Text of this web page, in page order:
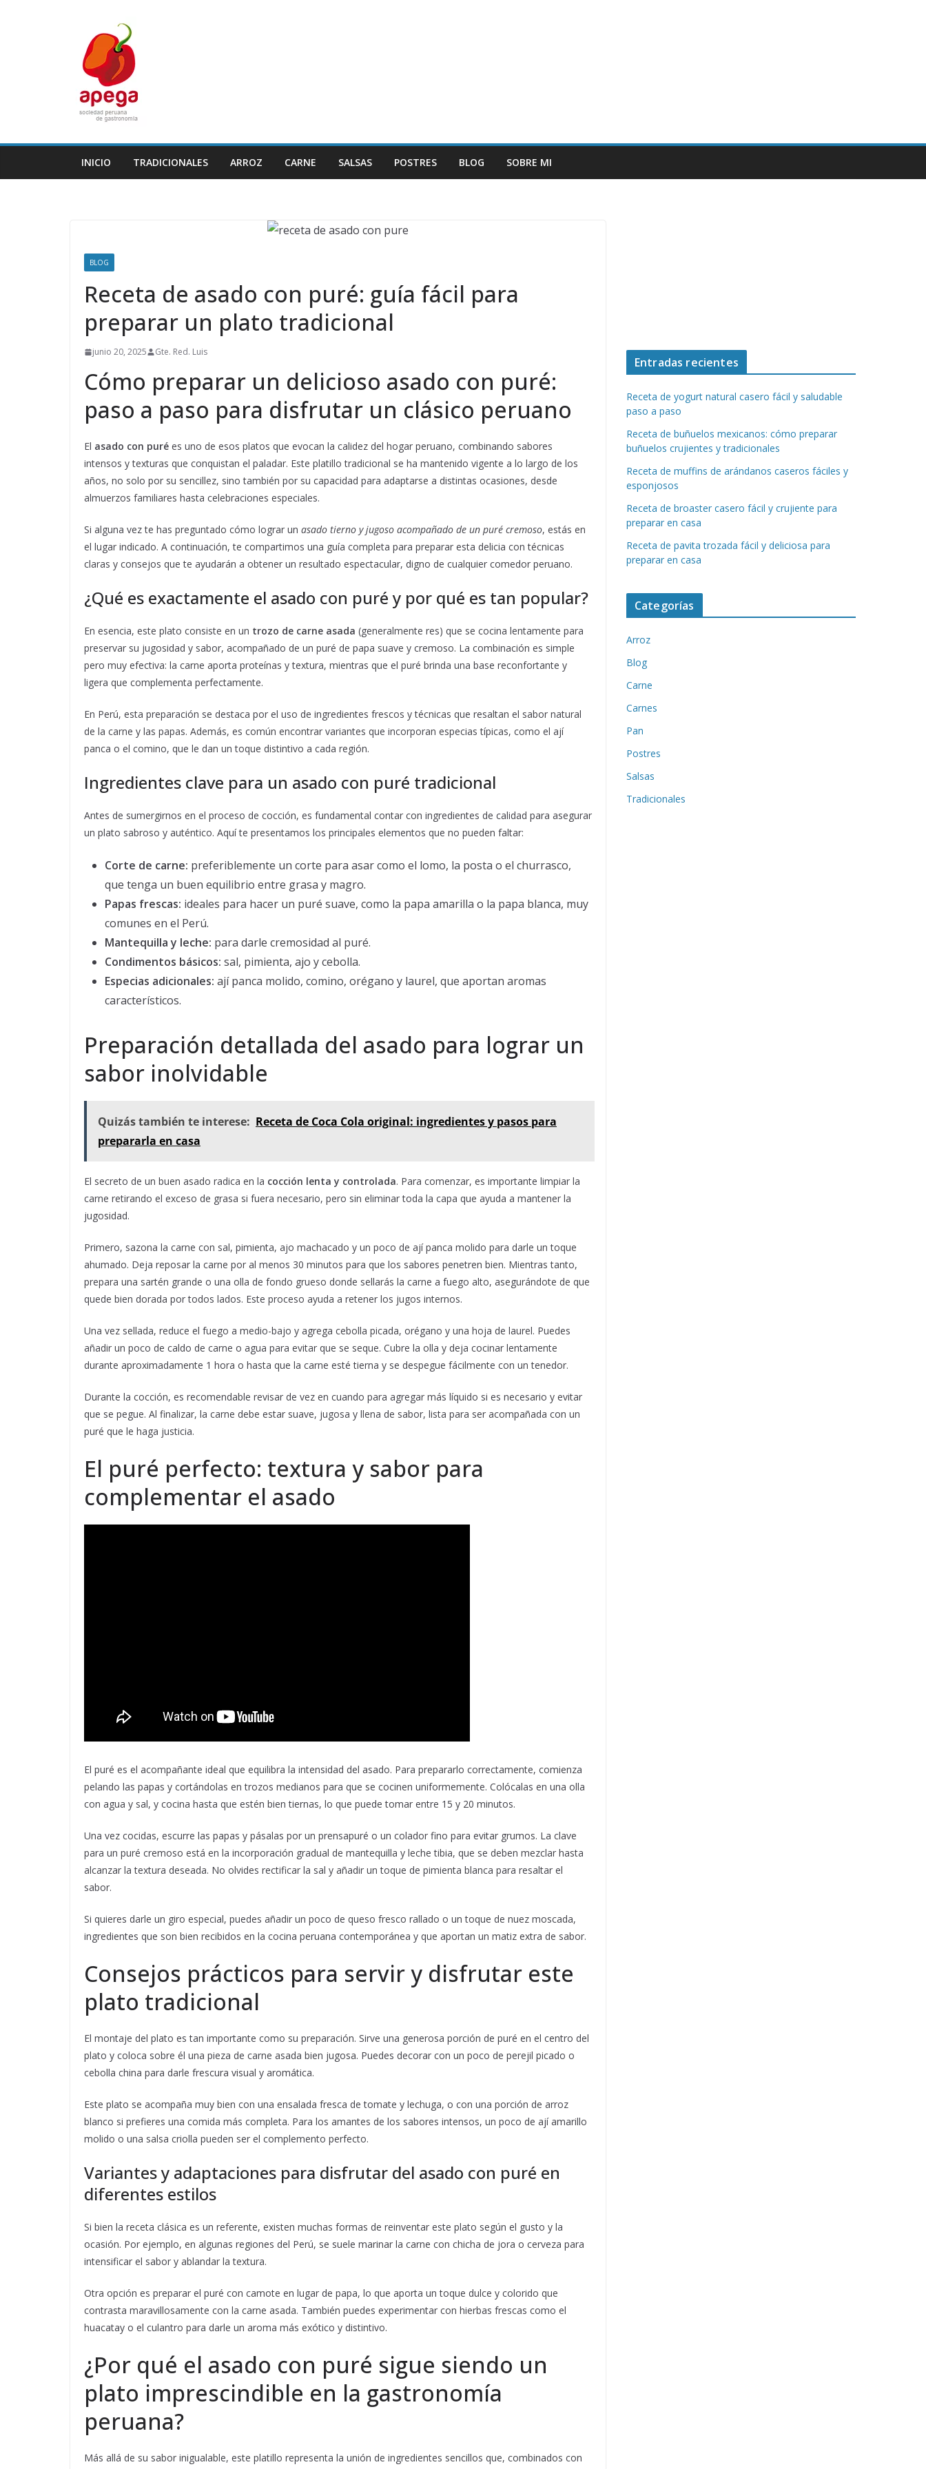
INICIO TRADICIONALES ARROZ CARNE SALSAS POSTRES BLOG SOBRE MI
BLOG
Receta de asado con puré: guía fácil para
preparar un plato tradicional
junio 20, 2025 Gte. Red. Luis
Cómo preparar un delicioso asado con puré:
paso a paso para disfrutar un clásico peruano
El asado con puré es uno de esos platos que evocan la calidez del hogar peruano, combinando sabores
intensos y texturas que conquistan el paladar. Este platillo tradicional se ha mantenido vigente a lo largo de los
años, no solo por su sencillez, sino también por su capacidad para adaptarse a distintas ocasiones, desde
almuerzos familiares hasta celebraciones especiales.
Si alguna vez te has preguntado cómo lograr un asado tierno y jugoso acompañado de un puré cremoso, estás en
el lugar indicado. A continuación, te compartimos una guía completa para preparar esta delicia con técnicas
claras y consejos que te ayudarán a obtener un resultado espectacular, digno de cualquier comedor peruano.
¿Qué es exactamente el asado con puré y por qué es tan popular?
En esencia, este plato consiste en un trozo de carne asada (generalmente res) que se cocina lentamente para
preservar su jugosidad y sabor, acompañado de un puré de papa suave y cremoso. La combinación es simple
pero muy efectiva: la carne aporta proteínas y textura, mientras que el puré brinda una base reconfortante y
ligera que complementa perfectamente.
En Perú, esta preparación se destaca por el uso de ingredientes frescos y técnicas que resaltan el sabor natural
de la carne y las papas. Además, es común encontrar variantes que incorporan especias típicas, como el ají
panca o el comino, que le dan un toque distintivo a cada región.
Ingredientes clave para un asado con puré tradicional
Antes de sumergirnos en el proceso de cocción, es fundamental contar con ingredientes de calidad para asegurar
un plato sabroso y auténtico. Aquí te presentamos los principales elementos que no pueden faltar:
Corte de carne: preferiblemente un corte para asar como el lomo, la posta o el churrasco,
que tenga un buen equilibrio entre grasa y magro.
Papas frescas: ideales para hacer un puré suave, como la papa amarilla o la papa blanca, muy
comunes en el Perú.
Mantequilla y leche: para darle cremosidad al puré.
Condimentos básicos: sal, pimienta, ajo y cebolla.
Especias adicionales: ají panca molido, comino, orégano y laurel, que aportan aromas
característicos.
Preparación detallada del asado para lograr un
sabor inolvidable
Quizás también te interese: Receta de Coca Cola original: ingredientes y pasos para
prepararla en casa
El secreto de un buen asado radica en la cocción lenta y controlada. Para comenzar, es importante limpiar la
carne retirando el exceso de grasa si fuera necesario, pero sin eliminar toda la capa que ayuda a mantener la
jugosidad.
Primero, sazona la carne con sal, pimienta, ajo machacado y un poco de ají panca molido para darle un toque
ahumado. Deja reposar la carne por al menos 30 minutos para que los sabores penetren bien. Mientras tanto,
prepara una sartén grande o una olla de fondo grueso donde sellarás la carne a fuego alto, asegurándote de que
quede bien dorada por todos lados. Este proceso ayuda a retener los jugos internos.
Una vez sellada, reduce el fuego a medio-bajo y agrega cebolla picada, orégano y una hoja de laurel. Puedes
añadir un poco de caldo de carne o agua para evitar que se seque. Cubre la olla y deja cocinar lentamente
durante aproximadamente 1 hora o hasta que la carne esté tierna y se despegue fácilmente con un tenedor.
Durante la cocción, es recomendable revisar de vez en cuando para agregar más líquido si es necesario y evitar
que se pegue. Al finalizar, la carne debe estar suave, jugosa y llena de sabor, lista para ser acompañada con un
puré que le haga justicia.
El puré perfecto: textura y sabor para
complementar el asado
El puré es el acompañante ideal que equilibra la intensidad del asado. Para prepararlo correctamente, comienza
pelando las papas y cortándolas en trozos medianos para que se cocinen uniformemente. Colócalas en una olla
con agua y sal, y cocina hasta que estén bien tiernas, lo que puede tomar entre 15 y 20 minutos.
Una vez cocidas, escurre las papas y pásalas por un prensapuré o un colador fino para evitar grumos. La clave
para un puré cremoso está en la incorporación gradual de mantequilla y leche tibia, que se deben mezclar hasta
alcanzar la textura deseada. No olvides rectificar la sal y añadir un toque de pimienta blanca para resaltar el
sabor.
Si quieres darle un giro especial, puedes añadir un poco de queso fresco rallado o un toque de nuez moscada,
ingredientes que son bien recibidos en la cocina peruana contemporánea y que aportan un matiz extra de sabor.
Consejos prácticos para servir y disfrutar este
plato tradicional
El montaje del plato es tan importante como su preparación. Sirve una generosa porción de puré en el centro del
plato y coloca sobre él una pieza de carne asada bien jugosa. Puedes decorar con un poco de perejil picado o
cebolla china para darle frescura visual y aromática.
Este plato se acompaña muy bien con una ensalada fresca de tomate y lechuga, o con una porción de arroz
blanco si prefieres una comida más completa. Para los amantes de los sabores intensos, un poco de ají amarillo
molido o una salsa criolla pueden ser el complemento perfecto.
Variantes y adaptaciones para disfrutar del asado con puré en
diferentes estilos
Si bien la receta clásica es un referente, existen muchas formas de reinventar este plato según el gusto y la
ocasión. Por ejemplo, en algunas regiones del Perú, se suele marinar la carne con chicha de jora o cerveza para
intensificar el sabor y ablandar la textura.
Otra opción es preparar el puré con camote en lugar de papa, lo que aporta un toque dulce y colorido que
contrasta maravillosamente con la carne asada. También puedes experimentar con hierbas frescas como el
huacatay o el culantro para darle un aroma más exótico y distintivo.
¿Por qué el asado con puré sigue siendo un
plato imprescindible en la gastronomía
peruana?
Más allá de su sabor inigualable, este platillo representa la unión de ingredientes sencillos que, combinados con
Entradas recientes
Receta de yogurt natural casero fácil y saludable
paso a paso
Receta de buñuelos mexicanos: cómo preparar
buñuelos crujientes y tradicionales
Receta de muffins de arándanos caseros fáciles y
esponjosos
Receta de broaster casero fácil y crujiente para
preparar en casa
Receta de pavita trozada fácil y deliciosa para
preparar en casa
Categorías
Arroz
Blog
Carne
Carnes
Pan
Postres
Salsas
Tradicionales